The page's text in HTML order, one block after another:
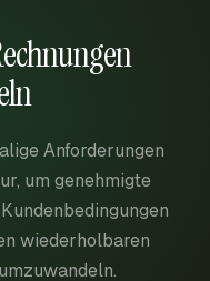
Anforderungen
um genehmigte
wiederholbaren